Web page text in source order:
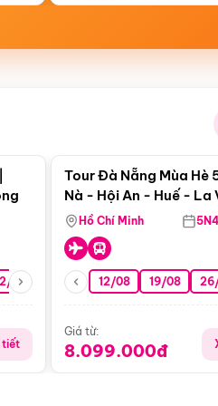
08 26/08 05/09 09/09
tiết
Tour Đà Nẵng Mùa Hè
Nà - Hội An - Huế - La
Động Thiên Đường
Hồ Chí Minh
12/08 19/08
Giá từ:
8.099.000đ